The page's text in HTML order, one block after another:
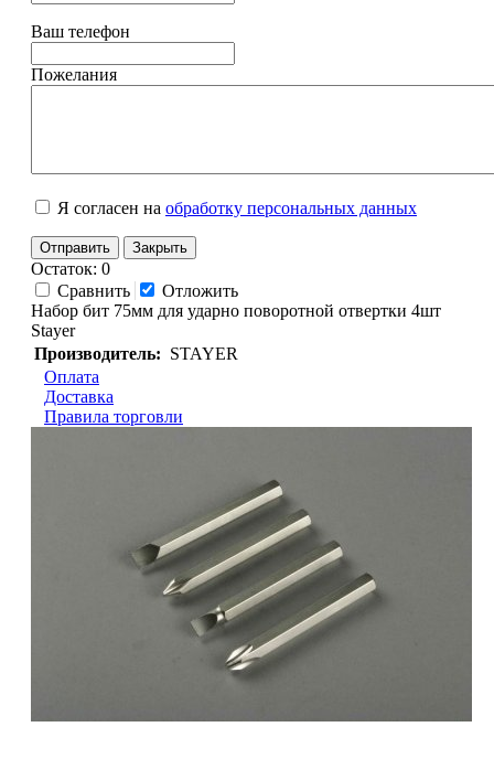
Ваш телефон
Пожелания
Я согласен на обработку персональных данных
Отправить Закрыть
Остаток: 0
Сравнить
Отложить
Набор бит 75мм для ударно поворотной отвертки 4шт
Stayer
Производитель: STAYER
Оплата
Доставка
Правила торговли